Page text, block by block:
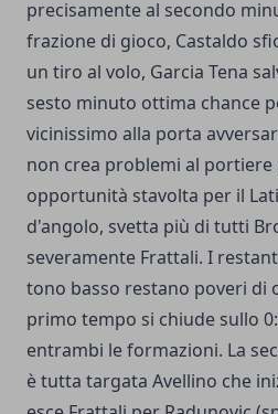
precisamente al secondo
frazione di gioco, Castaldo
un tiro al volo, Garcia Tena
sesto minuto ottima chance
vicinissimo alla porta
non crea problemi al portiere
opportunità stavolta per il
d'angolo, svetta più di tutti
severamente Frattali. I
tono basso restano poveri di
primo tempo si chiude sullo
entrambi le formazioni. La
è tutta targata Avellino che